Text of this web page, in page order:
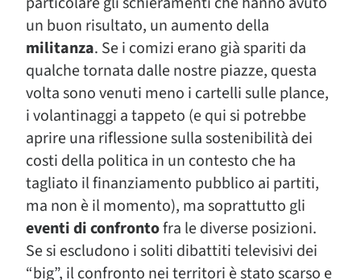
un buon risultato, un aumento della
militanza. Se i comizi erano già spariti da
qualche tornata dalle nostre piazze, questa
volta sono venuti meno i cartelli sulle plance,
i volantinaggi a tappeto (e qui si potrebbe
aprire una riflessione sulla sostenibilità dei
costi della politica in un contesto che ha
tagliato il finanziamento pubblico ai partiti,
ma non è il momento), ma soprattutto gli
eventi di confrontofra le diverse posizioni.
Se si escludono i soliti dibattiti televisivi dei
“big”, il confronto nei territori è stato scarso e